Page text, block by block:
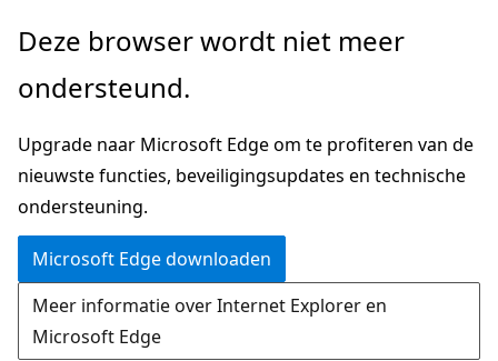
Naar
gaan
Naar
op
pagina
gaan
Deze browser wordt niet meer
ondersteund.
Upgrade naar Microsoft Edge om te profiteren van de
nieuwste functies, beveiligingsupdates en technische
ondersteuning.
Microsoft Edge downloaden
Meer informatie over Internet Explorer en
Microsoft Edge